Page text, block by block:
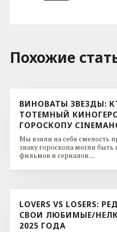
Похожие
ВИНОВАТЫ ЗВЕЗДЫ:
ТОТЕМНЫЙ
ГОРОСКОПУ
Мы взяли на себя смелость
знаку гороскопа могли быть
фильмов и сериалов. ...
LOVERS VS LOSERS:
СВОИ ЛЮБИМЫЕ/
2025 ГОДА